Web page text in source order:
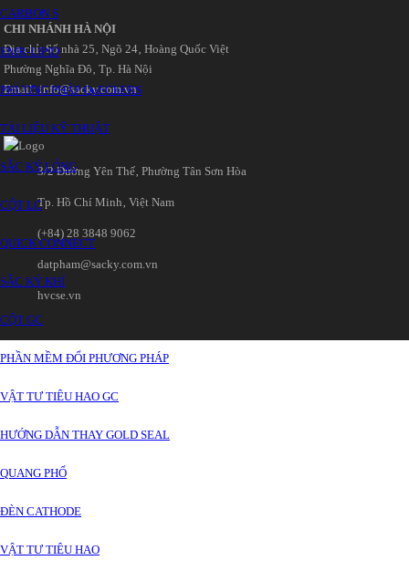
CARBON S
EMR-LIPID
PHƯƠNG PHÁP QuEChERS
TÀI LIỆU KỸ THUẬT
SẮC KÝ LỎNG
CỘT LC
QUICK CONNECT
SẮC KÝ KHÍ
CỘT GC
PHẦN MỀM ĐỔI PHƯƠNG PHÁP
VẬT TƯ TIÊU HAO GC
HƯỚNG DẪN THAY GOLD SEAL
QUANG PHỔ
ĐÈN CATHODE
VẬT TƯ TIÊU HAO
CHI NHÁNH HÀ NỘI
Địa chỉ: Số nhà 25‚ Ngõ 24‚ Hoàng Quốc Việt
Phường Nghĩa Đô‚ Tp. Hà Nội
Email: info@sacky.com.vn
3/2 Đường Yên Thế‚ Phường Tân Sơn Hòa
Tp. Hồ Chí Minh‚ Việt Nam
(+84) 28 3848 9062
datpham@sacky.com.vn
hvcse.vn